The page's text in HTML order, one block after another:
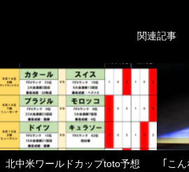
関連記事
北中米ワールドカップtoto予想
｢こ